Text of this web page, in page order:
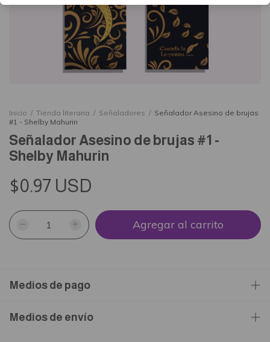
Inicio / Tienda literaria / Señaladores / Señalador Asesino de brujas
#1 - Shelby Mahurin
Señalador Asesino de brujas #1 -
Shelby Mahurin
$0.97 USD
Medios de pago
Medios de envío